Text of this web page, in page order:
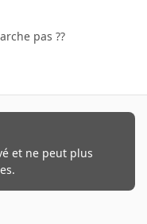
pas ??
et ne peut plus